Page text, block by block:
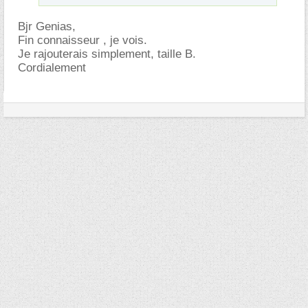
Bjr Genias,
Fin connaisseur , je vois.
Je rajouterais simplement, taille B.
Cordialement